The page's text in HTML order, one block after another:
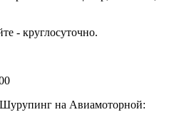
- круглосуточно.
на Авиамоторной: